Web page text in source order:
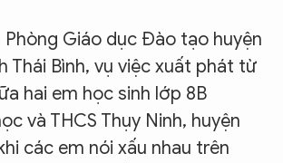
Phòng Giáo dục Đào tạo huyện
Thái Bình, vụ việc xuất phát từ
hai em học sinh lớp 8B
và THCS Thụy Ninh, huyện
các em nói xấu nhau trên